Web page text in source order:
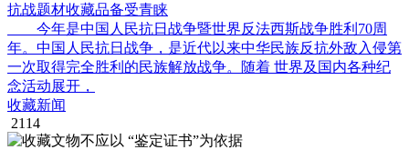
抗战题材收藏品备受青睐
今年是中国人民抗日战争暨世界反法西斯战争胜利70周
年。中国人民抗日战争，是近代以来中华民族反抗外敌入侵第
一次取得完全胜利的民族解放战争。随着 世界及国内各种纪
念活动展开，
收藏新闻
2114